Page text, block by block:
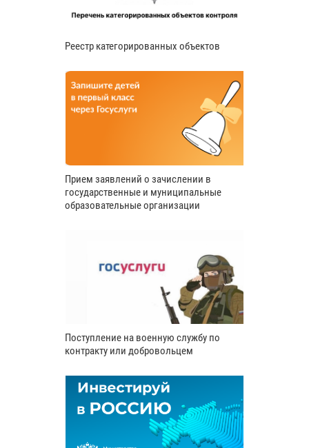
Реестр категорированных объектов
Прием заявлений о зачислении в
государственные и муниципальные
образовательные организации
Поступление на военную службу по
контракту или добровольцем